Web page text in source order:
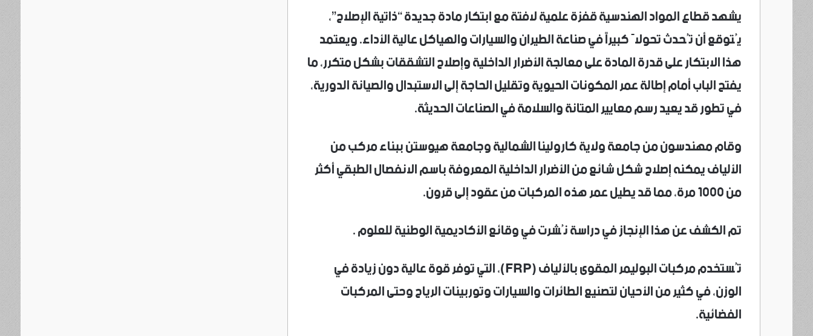
يشهد قطاع المواد الهندسية قفزة علمية لافتة مع ابتكار مادة جديدة “ذاتية الإصلاح”،
يُتوقع أن تُحدث تحولاً كبيراً في صناعة الطيران والسيارات والهياكل عالية الأداء. ويعتمد
هذا الابتكار على قدرة المادة على معالجة الأضرار الداخلية وإصلاح التشققات بشكل متكرر، ما
يفتح الباب أمام إطالة عمر المكونات الحيوية وتقليل الحاجة إلى الاستبدال والصيانة الدورية،
في تطور قد يعيد رسم معايير المتانة والسلامة في الصناعات الحديثة.
وقام مهندسون من جامعة ولاية كارولينا الشمالية وجامعة هيوستن ببناء مركب من
الألياف يمكنه إصلاح شكل شائع من الأضرار الداخلية المعروفة باسم الانفصال الطبقي أكثر
من 1000 مرة، مما قد يطيل عمر هذه المركبات من عقود إلى قرون.
تم الكشف عن هذا الإنجاز في دراسة نُشرت في وقائع الأكاديمية الوطنية للعلوم .
تُستخدم مركبات البوليمر المقوى بالألياف (FRP)، التي توفر قوة عالية دون زيادة في
الوزن، في كثير من الأحيان لتصنيع الطائرات والسيارات وتوربينات الرياح وحتى المركبات
الفضائية.